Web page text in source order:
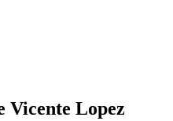
Vicente Lopez